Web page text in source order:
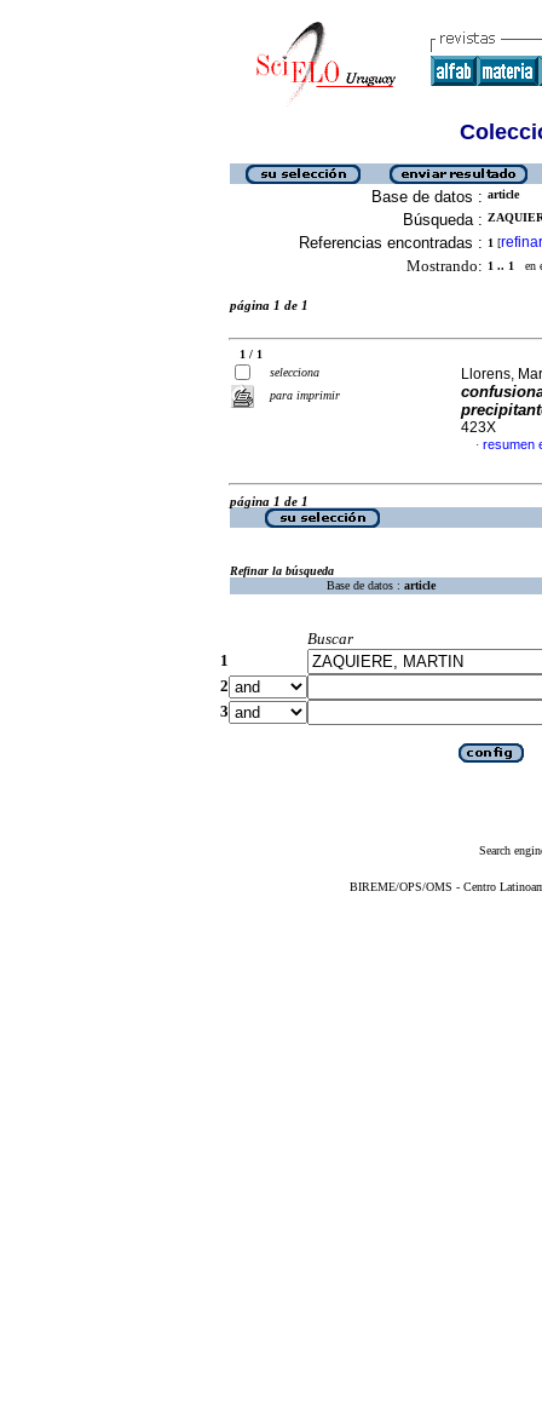
Base de datos : article
Búsqueda :
Referencias encontradas : 1 [refinar
Mostrando: 1 .. 1 en
página 1 de 1
1 / 1
selecciona
para imprimir
Llorens,
423X
· resumen
página 1 de 1
Refinar la búsqueda
Base de datos : article
Buscar
1
2
3
Search
BIREME/OPS/OMS - Centro